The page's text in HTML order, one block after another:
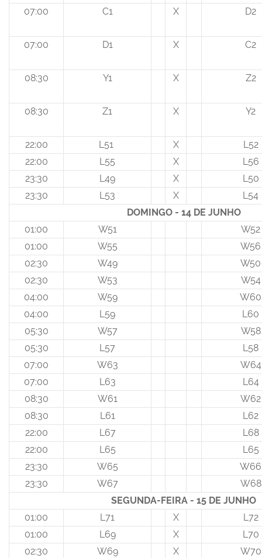
07:00 C1 X D2
07:00 D1 X C2
08:30 Y1 X Z2
08:30 Z1 X Y2
22:00 L51 X
L52
22:00
L55 X
L56
23:30
L49 X
L50
23:30
L53 X
L54
DOMINGO - 14 DE JUNHO
01:00
W51
W52
01:00
W55
W56
02:30
W49
W50
02:30
W53
W54
04:00
W59
W60
04:00
L59
L60
05:30
W57
W58
05:30
L57
L58
07:00
W63
W64
07:00
L63
L64
08:30
W61
W62
08:30
L61
L62
22:00
L67
L68
22:00
L65
L65
23:30
W65
W66
23:30
W67
W68
SEGUNDA-FEIRA - 15 DE JUNHO
01:00
L71 X
L72
01:00
L69 X
L70
02:30
W69 X
W70